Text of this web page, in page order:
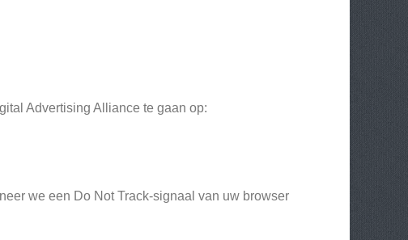
Advertising Alliance te gaan op:
we een Do Not Track-signaal van uw browser